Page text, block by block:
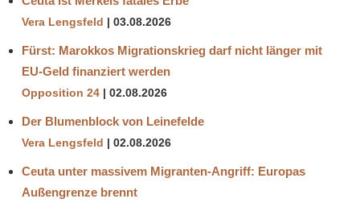
Vera Lengsfeld 03.08.2026
Fürst: Marokkos Migrationskrieg darf nicht länger mit
EU-Geld finanziert werden
Opposition 24 02.08.2026
Der Blumenblock von Leinefelde
Vera Lengsfeld 02.08.2026
Ceuta unter massivem Migranten-Angriff: Europas
Außengrenze brennt